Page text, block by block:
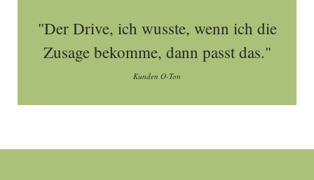
"Der Drive, ich wusste, wenn ich die
Zusage bekomme, dann passt das."
Kunden O-Ton